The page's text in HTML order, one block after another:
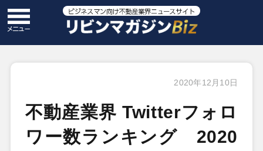
2020年12月10日
不動産業界 Twitterフォロ
ワー数ランキング 2020